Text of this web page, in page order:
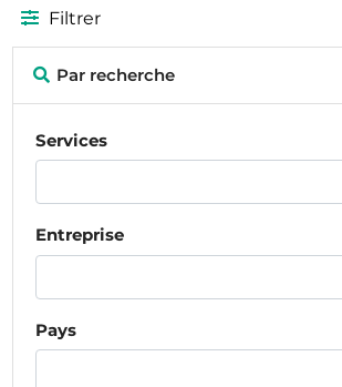
Filtrer
Par recherche
Services
Entreprise
Pays